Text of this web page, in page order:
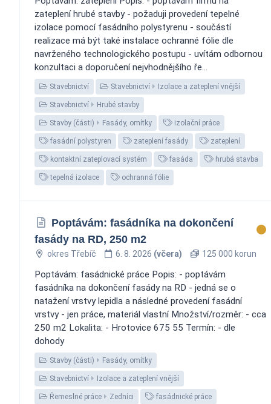
zateplení hrubé stavby - požaduji provedení tepelné
izolace pomocí fasádního polystyrenu - součástí
realizace má být také instalace ochranné fólie dle
navrženého technologického postupu - uvítám odbornou
konzultaci a doporučení nejvhodnějšího ře...
Stavebnictví Stavebnictví Izolace a zateplení vnější
Stavebnictví Hrubé stavby
Stavby (části) Fasády, omítky izolační práce
fasádní polystyren zateplení fasády zateplení
kontaktní zateplovací systém fasáda hrubá stavba
tepelná izolace ochranná fólie
Poptávám: fasádníka na dokončení
fasády na RD, 250 m2
okres Třebíč 6. 8. 2026 (včera) 125 000 korun
Poptávám: fasádnické práce Popis: - poptávám
fasádníka na dokončení fasády na RD - jedná se o
natažení vrstvy lepidla a následné provedení fasádní
vrstvy - jen práce, materiál vlastní Množství/rozměr: - cca
250 m2 Lokalita: - Hrotovice 675 55 Termín: - dle
dohody
Stavby (části) Fasády, omítky
Stavebnictví Izolace a zateplení vnější
Řemeslné práce Zedníci fasádnické práce